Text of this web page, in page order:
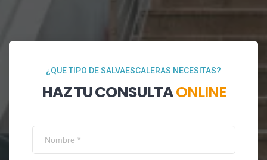
¿QUE TIPO DE SALVAESCALERAS NECESITAS?
HAZ TU CONSULTAONLINE